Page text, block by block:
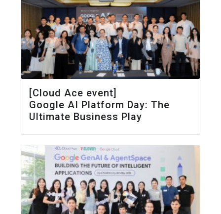
[Cloud Ace event]
Google AI Platform Day: The
Ultimate Business Play